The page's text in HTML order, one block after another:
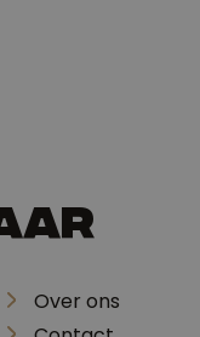
Over ons